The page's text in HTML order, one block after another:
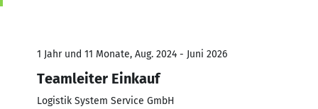
1 Jahr und 11 Monate, Aug. 2024 - Juni 2026
Teamleiter Einkauf
Logistik System Service GmbH